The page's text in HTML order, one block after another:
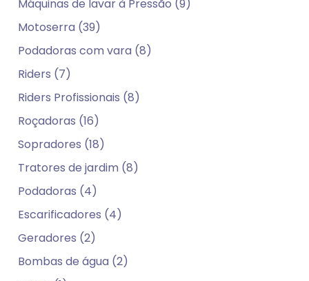
Máquinas de lavar à Pressão (9)
Motoserra (39)
Podadoras com vara (8)
Riders (7)
Riders Profissionais (8)
Roçadoras (16)
Sopradores (18)
Tratores de jardim (8)
Podadoras (4)
Escarificadores (4)
Geradores (2)
Bombas de água (2)